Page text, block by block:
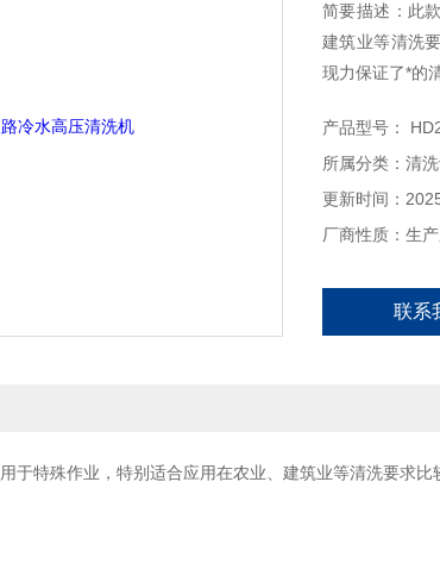
简要描述：此
建筑业等清洗
现力保证了*的
产品型号：
所属分类：清
更新时间：
厂商性质：生
联系
于特殊作业，特别适合应用在农业、建筑业等清洗要求